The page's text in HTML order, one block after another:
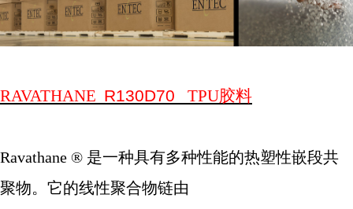
RAVATHANE R130D70 TPU胶料
Ravathane ® 是一种具有多种性能的热塑性嵌段共
聚物。它的线性聚合物链由